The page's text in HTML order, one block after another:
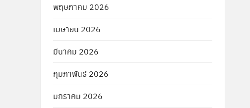
พฤษภาคม 2026
เมษายน 2026
มีนาคม 2026
กุมภาพันธ์ 2026
มกราคม 2026